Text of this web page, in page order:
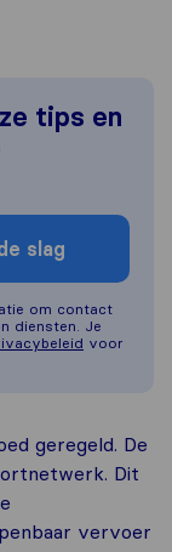
tips en
slag
om contact
diensten. Je
voor
geregeld. De
Dit
vervoer